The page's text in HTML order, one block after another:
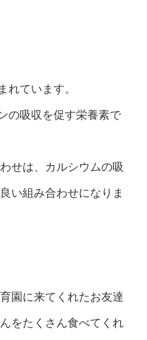
れています。
の吸収を促す栄養素で
せは、カルシウムの吸
い組み合わせになりま
園に来てくれたお友達
をたくさん食べてくれ